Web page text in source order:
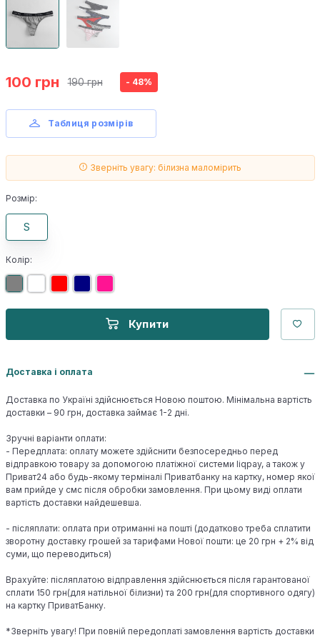
100 грн 190 грн - 48%
Таблиця розмірів
Зверніть увагу: білизна маломірить
Розмір:
S
Колір:
Купити
Доставка і оплата
Доставка по Україні здійснюється Новою поштою. Мінімальна вартість
доставки – 90 грн, доставка займає 1-2 дні.
Зручні варіанти оплати:
- Передплата: оплату можете здійснити безпосередньо перед
відправкою товару за допомогою платіжної системи liqpay, а також у
Приват24 або будь-якому терміналі Приватбанку на картку, номер якої
вам прийде у смс після обробки замовлення. При цьому виді оплати
вартість доставки найдешевша.
- післяплати: оплата при отриманні на пошті (додатково треба сплатити
зворотну доставку грошей за тарифами Нової пошти: це 20 грн + 2% від
суми, що переводиться)
Врахуйте: післяплатою відправлення здійснюється після гарантованої
сплати 150 грн(для натільної білизни) та 200 грн(для спортивного одягу)
на картку ПриватБанку.
*Зверніть увагу! При повній передоплаті замовлення вартість доставки